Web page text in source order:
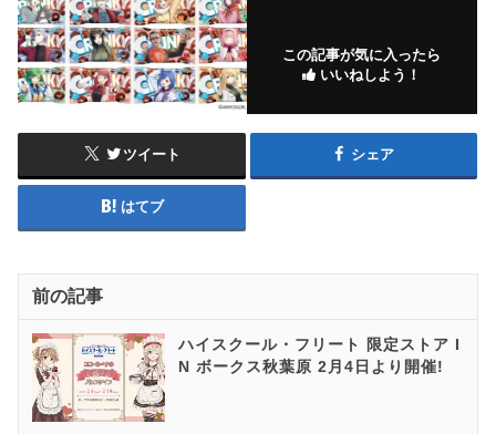
この記事が気に入ったら
いいねしよう！
ツイート シェア
はてブ
前の記事
ハイスクール・フリート 限定ストア I
N ボークス秋葉原 2月4日より開催!